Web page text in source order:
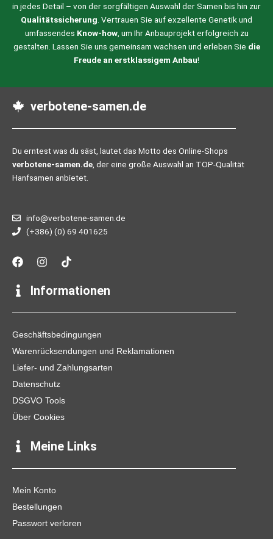
in jedes Detail – von der sorgfältigen Auswahl der Samen bis hin zur
Qualitätssicherung . Vertrauen Sie auf exzellente Genetik und
umfassendes Know-how, um Ihr Anbauprojekt erfolgreich zu
gestalten. Lassen Sie uns gemeinsam wachsen und erleben Sie die
Freude an erstklassigem Anbau!
verbotene-samen.de
Du erntest was du säst, lautet das Motto des Online-Shops
verbotene-samen.de , der eine große Auswahl an TOP-Qualität
Hanfsamen anbietet.
info@verbotene-samen.de
(+386) (0) 69 401625
F
a
e
b
o
k
I
n
t
a
g
a
T
i
t
o
k
Informationen
Geschäftsbedingungen
Warenrücksendungen und Reklamationen
Liefer- und Zahlungsarten
Datenschutz
DSGVO Tools
Über Cookies
Meine Links
Mein Konto
Bestellungen
Passwort verloren